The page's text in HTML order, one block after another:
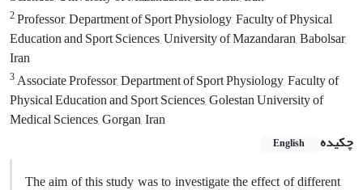
2Professor, Department of Sport Physiology, Faculty of Physical
Education and Sport Sciences, University of Mazandaran, Babolsar,
Iran
3Associate Professor, Department of Sport Physiology, Faculty of
Physical Education and Sport Sciences, Golestan University of
Medical Sciences, Gorgan, Iran
چکیده
English
The aim of this study was to investigate the effect of different